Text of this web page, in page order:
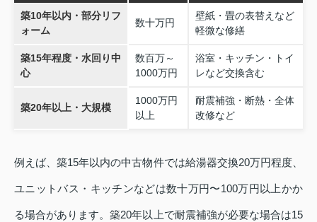
築10年以内・部分リフ
ォーム
数十万円
壁紙・畳の表替えなど
軽微な修繕
築15年程度・水回り中
心
数百万～
1000万円
浴室・キッチン・トイ
レなど交換含む
築20年以上・大規模
1000万円
以上
耐震補強・断熱・全体
改修など
例えば、築15年以内の中古物件では給湯器交換20万円程度、
ユニットバス・キッチンなどは数十万円〜100万円以上かか
る場合があります。築20年以上で耐震補強が必要な場合は15